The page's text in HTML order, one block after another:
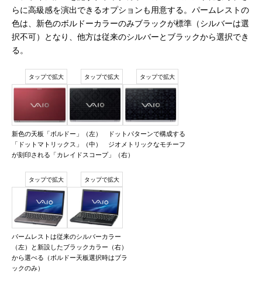
らに高級感を演出できるオプションも用意する。パームレストの
色は、新色のボルドーカラーのみブラックが標準（シルバーは選
択不可）となり、他方は従来のシルバーとブラックから選択でき
る。
新色の天板「ボルドー」（左） ドットパターンで構成する
「ドットマトリックス」（中） ジオメトリックなモチーフ
が刻印される「カレイドスコープ」（右）
パームレストは従来のシルバーカラー
（左）と新設したブラックカラー（右）
から選べる（ボルドー天板選択時はブラ
ックのみ）